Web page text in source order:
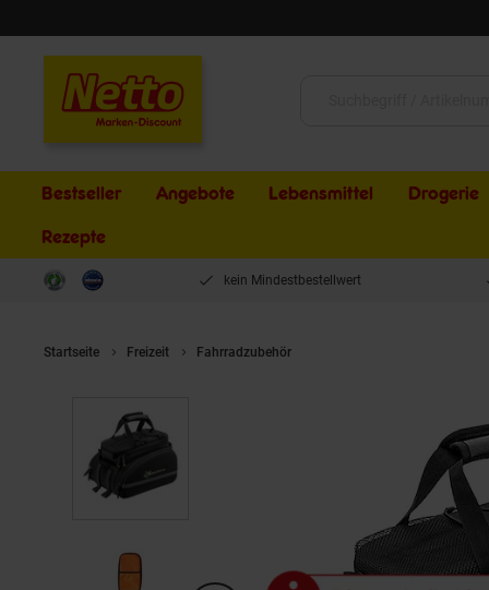
Bestseller Angebote Lebensmittel Drogerie
Rezepte
kein Mindestbestellwert
Startseite Freizeit Fahrradzubehör